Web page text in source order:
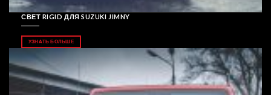
СВЕТ RIGID ДЛЯ SUZUKI JIMNY
УЗНАТЬ БОЛЬШЕ